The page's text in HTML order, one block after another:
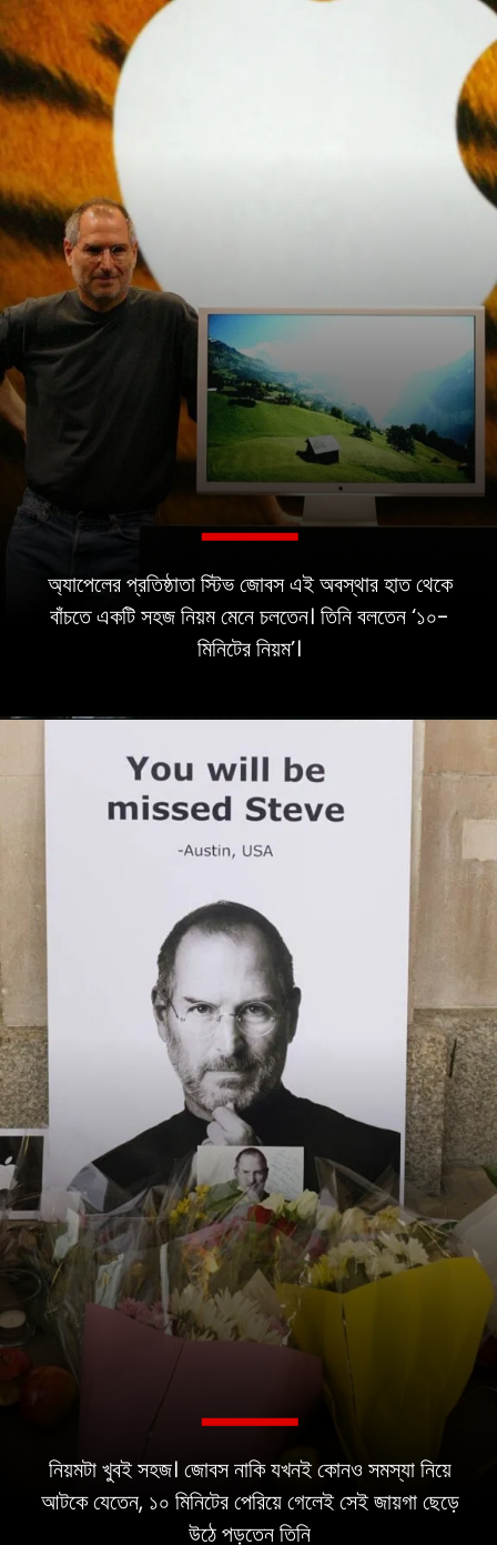
অ্যাপেলের প্রতিষ্ঠাতা স্টিভ জোবস এই অবস্থার হাত থেকে
বাঁচতে একটি সহজ নিয়ম মেনে চলতেন। তিনি বলতেন ‘১০-
নিয়মটা খুবই সহজ। জোবস নাকি যখনই কোনও সমস্যা নিয়ে
আটকে যেতেন, ১০ মিনিটের পেরিয়ে গেলেই সেই জায়গা ছেড়ে